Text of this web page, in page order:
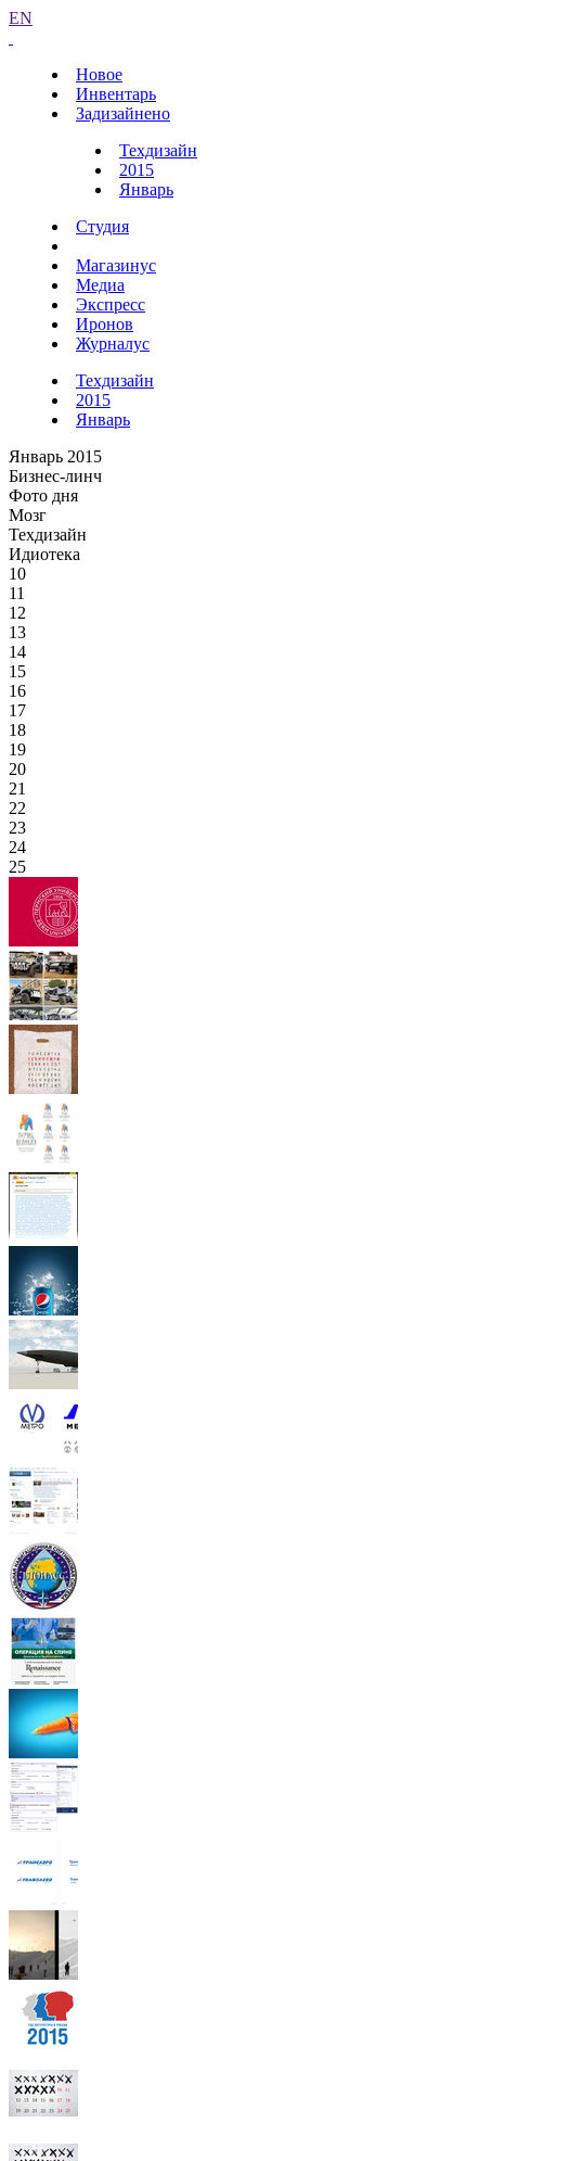
EN
Новое
Инвентарь
Задизайнено
Техдизайн
2015
Январь
Студия
Магазинус
Медиа
Экспресс
Иронов
Журналус
Техдизайн
2015
Январь
Январь 2015
Бизнес-линч
Фото дня
Мозг
Техдизайн
Идиотека
10
11
12
13
14
15
16
17
18
19
20
21
22
23
24
25